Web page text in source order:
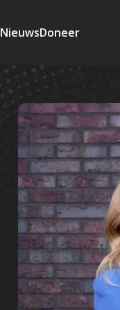
NieuwsDoneer